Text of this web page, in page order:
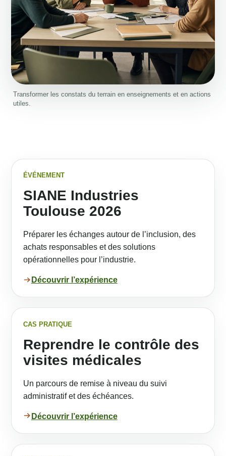
Transformer les constats du terrain en enseignements et en actions
utiles.
ÉVÉNEMENT
SIANE Industries
Toulouse 2026
Préparer les échanges autour de l’inclusion, des
achats responsables et des solutions
opérationnelles pour l’industrie.
Découvrir l’expérience
CAS PRATIQUE
Reprendre le contrôle des
visites médicales
Un parcours de remise à niveau du suivi
administratif et des échéances.
Découvrir l’expérience